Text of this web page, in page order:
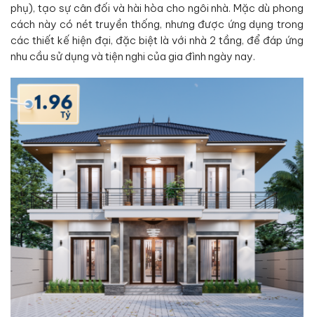
phụ), tạo sự cân đối và hài hòa cho ngôi nhà. Mặc dù phong
cách này có nét truyền thống, nhưng được ứng dụng trong
các thiết kế hiện đại, đặc biệt là với nhà 2 tầng, để đáp ứng
nhu cầu sử dụng và tiện nghi của gia đình ngày nay.